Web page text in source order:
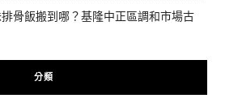
排骨飯搬到哪？基隆中正區調和市場古
分類